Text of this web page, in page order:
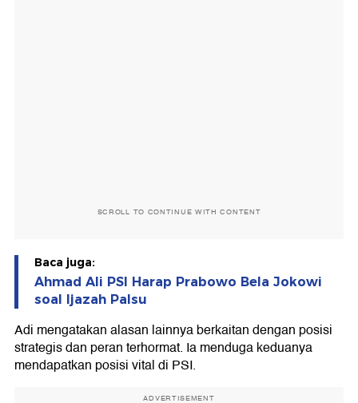
SCROLL TO CONTINUE WITH CONTENT
Baca juga:
Ahmad Ali PSI Harap Prabowo Bela Jokowi
soal Ijazah Palsu
Adi mengatakan alasan lainnya berkaitan dengan posisi
strategis dan peran terhormat. Ia menduga keduanya
mendapatkan posisi vital di PSI.
ADVERTISEMENT